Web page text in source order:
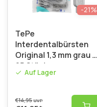
-21%
TePe
Interdentalbürsten
Original 1,3 mm grau -
25 Stück
Auf Lager
€14,95UVP